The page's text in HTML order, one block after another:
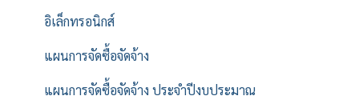
อิเล็กทรอนิกส์
แผนการจัดซื้อจัดจ้าง
แผนการจัดซื้อจัดจ้าง ประจำปีงบประมาณ